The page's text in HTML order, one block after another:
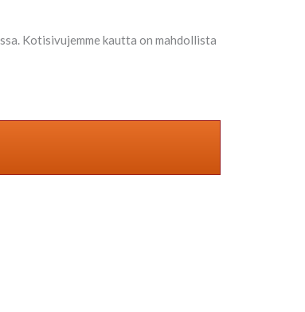
Kotisivujemme kautta on mahdollista